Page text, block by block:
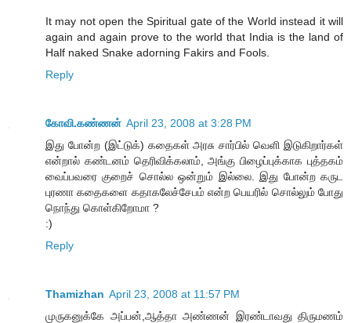
It may not open the Spiritual gate of the World instead it will
again and again prove to the world that India is the land of
Half naked Snake adorning Fakirs and Fools.
Reply
கோவி.கண்ணன் April 23, 2008 at 3:28 PM
இது போன்ற (இட்டுக்) கதைகள் அரசு சார்பில் வெளி இடுகிறார்கள்
என்றால் கண்டனம் தெரிவிக்கலாம், அங்கு பிழைப்புக்காக புத்தகம்
வைப்பவரை குறைச் சொல்ல ஒன்றும் இல்லை. இது போன்ற கருட
புரணா கதைகளை கதாகலேச்சேபம் என்ற பெயரில் சொல்லும் போது
நொந்து கொள்கிறோமா ?
:)
Reply
Thamizhan April 23, 2008 at 11:57 PM
முருகனுக்கே அப்பன்,ஆத்தா அண்ணன் இரண்டாவது திருமணம்